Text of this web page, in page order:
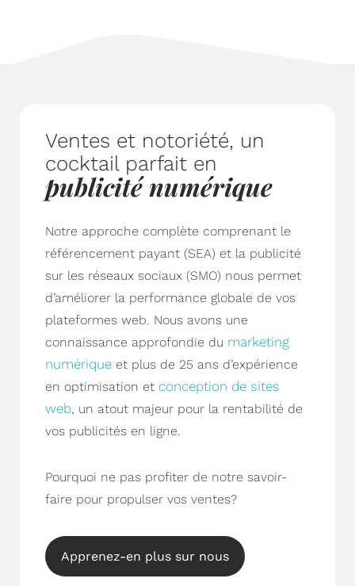
Ventes et notoriété, un
cocktail parfait en
publicité numérique
Notre approche complète comprenant le
référencement payant (SEA) et la publicité
sur les réseaux sociaux (SMO) nous permet
d’améliorer la performance globale de vos
plateformes web. Nous avons une
connaissance approfondie du marketing
numérique et plus de 25 ans d’expérience
en optimisation et conception de sites
web, un atout majeur pour la rentabilité de
vos publicités en ligne.
Pourquoi ne pas profiter de notre savoir-
faire pour propulser vos ventes?
Apprenez-en plus sur nous